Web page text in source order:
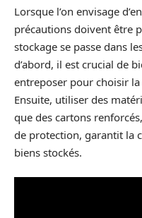
Lorsque l’on envisage
précautions doivent être
stockage se passe dans
d’abord, il est crucial de
entreposer pour choisir
Ensuite, utiliser des
que des cartons
de protection, garantit la
biens stockés.